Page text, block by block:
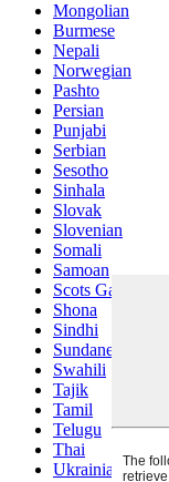
Mongolian
Burmese
Nepali
Norwegian
Pashto
Persian
Punjabi
Serbian
Sesotho
Sinhala
Slovak
Slovenian
Somali
Samoan
Scots Gaelic
Shona
Sindhi
Sundanese
Swahili
Tajik
Tamil
Telugu
Thai
Ukrainian